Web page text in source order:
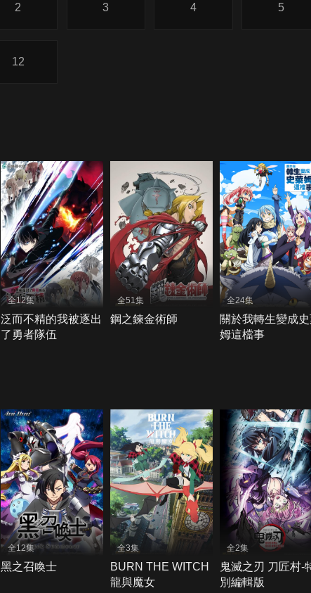
2 3 4 5
12
全12集
泛而不精的我被逐出
了勇者隊伍
全51集
鋼之鍊金術師
全24集
關於我轉生變成
姆這檔事
全12集
黑之召喚士
全3集
BURN THE WITCH
龍與魔女
全2集
鬼滅之刃 刀匠村-
別編輯版